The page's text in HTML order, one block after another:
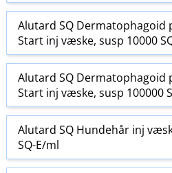
Alutard SQ Dermatophagoid
Start inj væske, susp 10000
Alutard SQ Dermatophagoid
Start inj væske, susp 100000
Alutard SQ Hundehår inj
SQ-E​/​ml